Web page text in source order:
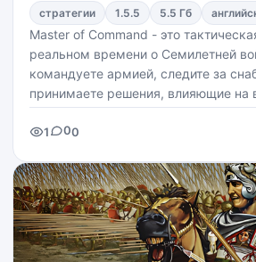
стратегии 1.5.5 5.5 Гб
Master of Command - это
реальном времени о Семилетней
командуете армией, следите за
принимаете решения, влияющие на
Вас ждут напряжённые бои без
мораль, выносливость, местность и
1 00